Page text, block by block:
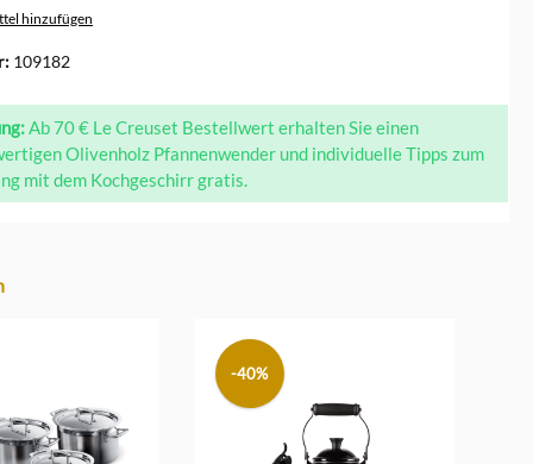
hinzufügen
109182
Ab 70 € Le Creuset Bestellwert erhalten Sie einen
Olivenholz Pfannenwender und individuelle Tipps zum
mit dem Kochgeschirr gratis.
-40%